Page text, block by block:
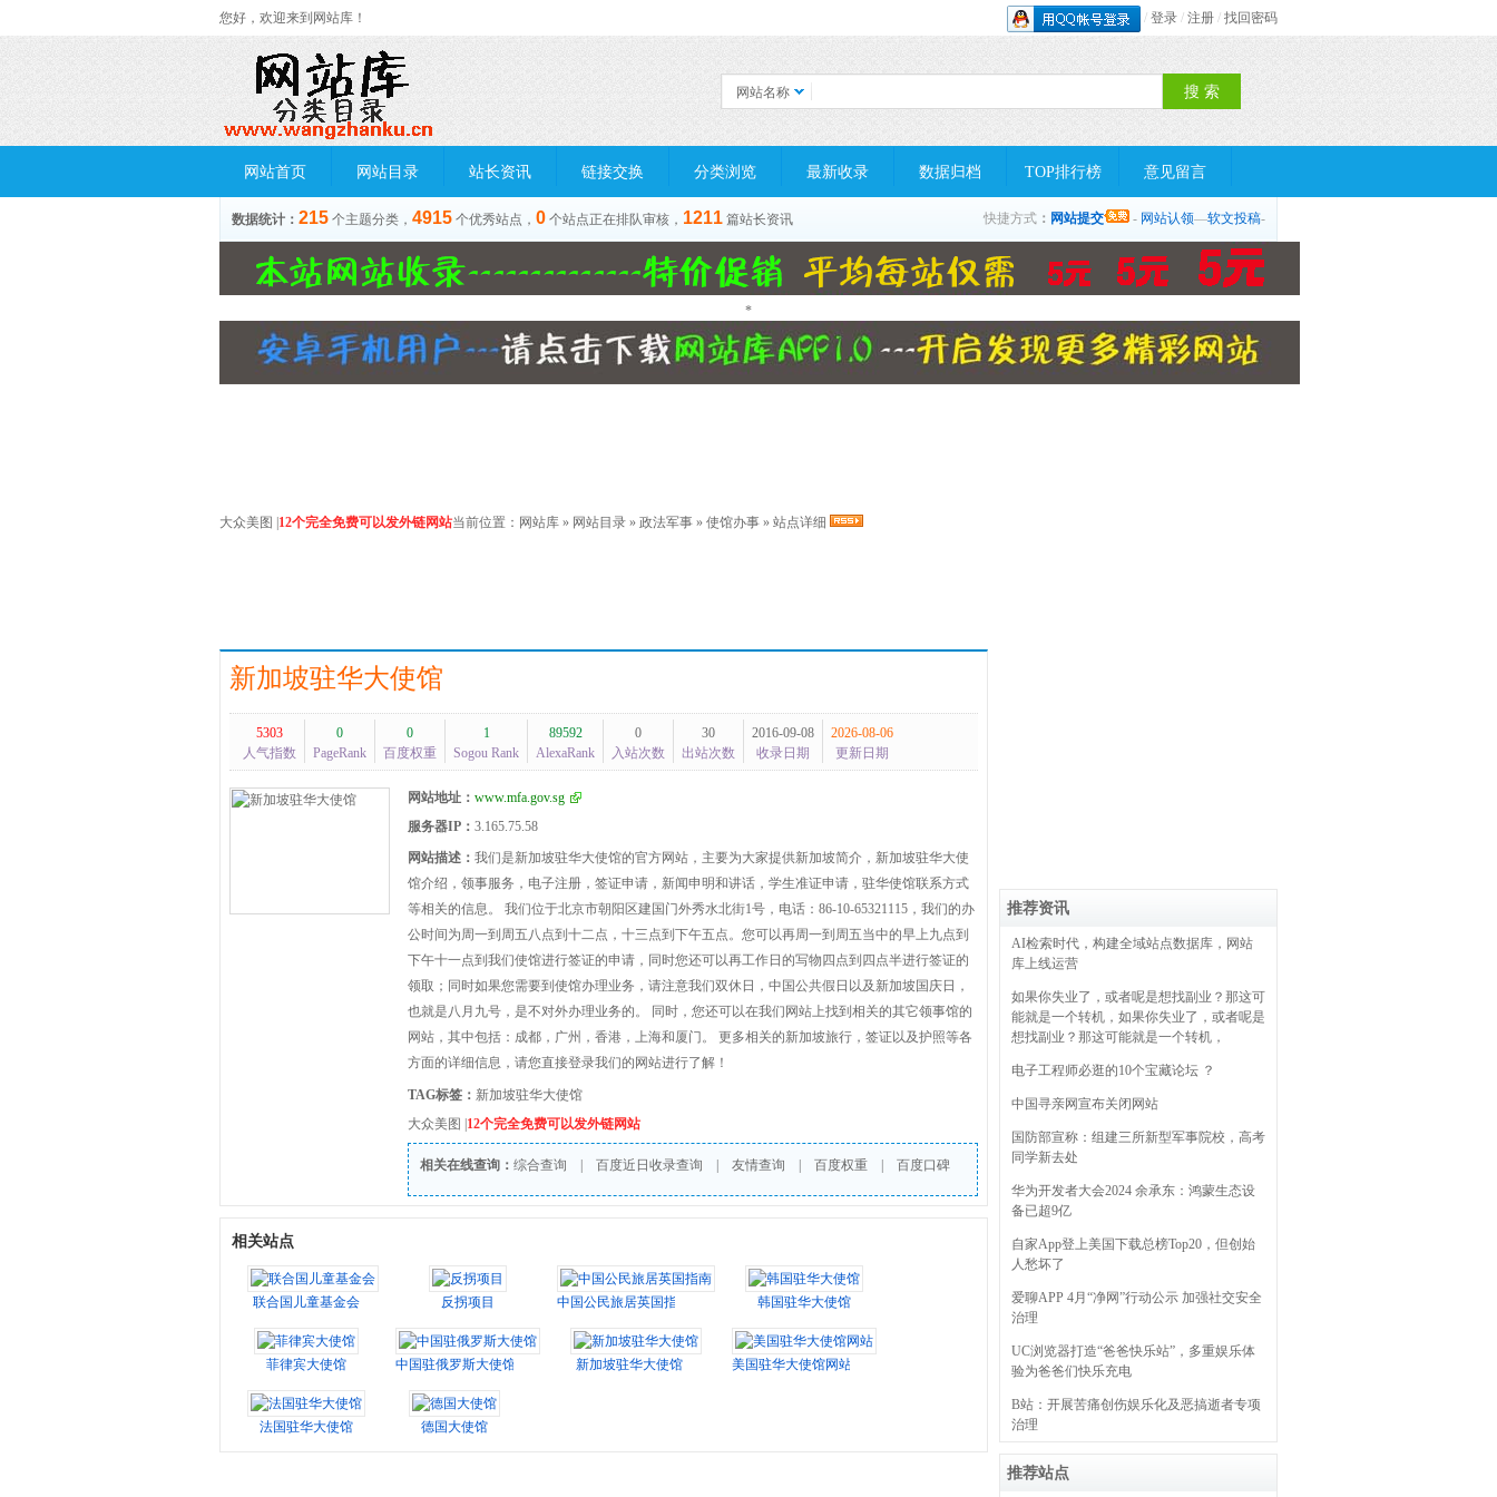
您好，欢迎来到网站库！ / 登录 / 注册 / 找回密码
网站名称
网站首页 网站目录 站长资讯 链接交换 分类浏览 最新收录 数据归档 TOP排行榜 意见留言
数据统计： 215 个主题分类， 4915 个优秀站点， 0 个站点正在排队审核， 1211 篇站长资讯 快捷方式 ： 网站提交 - 网站认领—软文投稿-
*
大众美图 12个完全免费可以发外链网站当前位置： 网站库 » 网站目录 » 政法军事 » 使馆办事 » 站点详细
新加坡驻华大使馆
5303
人气指数
0
PageRank
0
百度权重
1
Sogou Rank
89592
AlexaRank
0
入站次数
30
出站次数
2016-09-08
收录日期
2026-08-06
更新日期
网站地址： www.mfa.gov.sg
服务器IP： 3.165.75.58
网站描述： 我们是新加坡驻华大使馆的官方网站，主要为大家提供新加坡简介，新加坡驻华大使
馆介绍，领事服务，电子注册，签证申请，新闻申明和讲话，学生准证申请，驻华使馆联系方式
等相关的信息。 我们位于北京市朝阳区建国门外秀水北街1号，电话：86-10-65321115，我们的办
公时间为周一到周五八点到十二点，十三点到下午五点。您可以再周一到周五当中的早上九点到
下午十一点到我们使馆进行签证的申请，同时您还可以再工作日的写物四点到四点半进行签证的
领取；同时如果您需要到使馆办理业务，请注意我们双休日，中国公共假日以及新加坡国庆日，
也就是八月九号，是不对外办理业务的。 同时，您还可以在我们网站上找到相关的其它领事馆的
网站，其中包括：成都，广州，香港，上海和厦门。 更多相关的新加坡旅行，签证以及护照等各
方面的详细信息，请您直接登录我们的网站进行了解！
TAG标签： 新加坡驻华大使馆
大众美图 12个完全免费可以发外链网站
相关在线查询： 综合查询 百度近日收录查询 友情查询 百度权重 百度口碑
相关站点
联合国儿童基金会 反拐项目 中国公民旅居英国指南 韩国驻华大使馆
菲律宾大使馆 中国驻俄罗斯大使馆 新加坡驻华大使馆 美国驻华大使馆网站
法国驻华大使馆 德国大使馆
推荐资讯
AI检索时代，构建全域站点数据库，网站
库上线运营
如果你失业了，或者呢是想找副业？那这可
能就是一个转机，如果你失业了，或者呢是
想找副业？那这可能就是一个转机，
电子工程师必逛的10个宝藏论坛 ？
中国寻亲网宣布关闭网站
国防部宣称：组建三所新型军事院校，高考
同学新去处
华为开发者大会2024 余承东：鸿蒙生态设
备已超9亿
自家App登上美国下载总榜Top20，但创始
人愁坏了
爱聊APP 4月“净网”行动公示 加强社交安全
治理
UC浏览器打造“爸爸快乐站”，多重娱乐体
验为爸爸们快乐充电
B站：开展苦痛创伤娱乐化及恶搞逝者专项
治理
推荐站点